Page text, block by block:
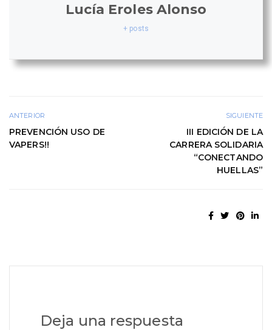
Lucía Eroles Alonso
+ posts
ANTERIOR
PREVENCIÓN USO DE
VAPERS!!
SIGUIENTE
III EDICIÓN DE LA
CARRERA SOLIDARIA
“CONECTANDO
HUELLAS”
Deja una respuesta